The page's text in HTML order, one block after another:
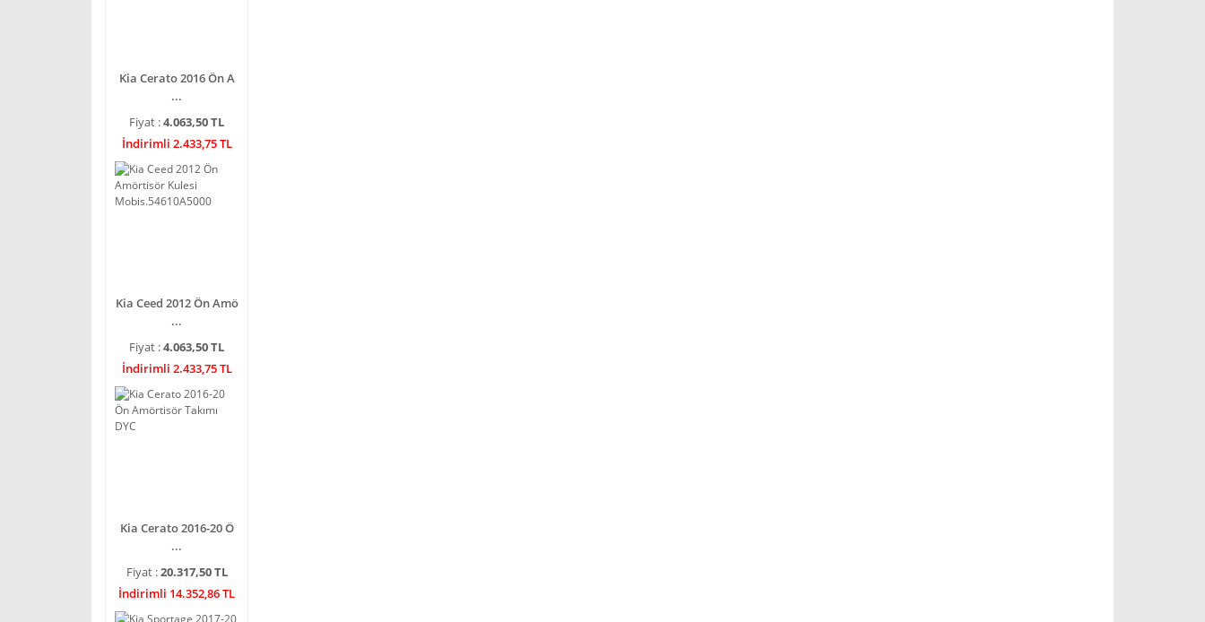
Kia Cerato 2016 Ön A
...
Fiyat :4.063,50 TL
İndirimli 2.433,75 TL
Kia Ceed 2012 Ön Amö
...
Fiyat :4.063,50 TL
İndirimli 2.433,75 TL
Kia Cerato 2016-20 Ö
...
Fiyat :20.317,50 TL
İndirimli 14.352,86 TL